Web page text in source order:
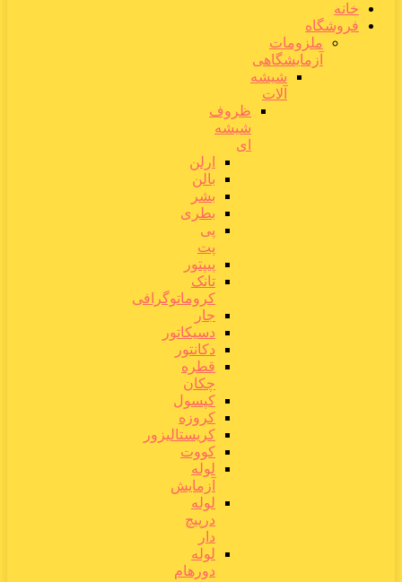
خانه
فروشگاه
ملزومات
آزمایشگاهی
شیشه
آلات
ظروف
شیشه
ای
ارلن
بالن
بشر
بطری
پی
پت
پیپتور
تانک
کروماتوگرافی
جار
دسیکاتور
دکانتور
قطره
چکان
کپسول
کروزه
کریستالیزور
کووت
لوله
آزمایش
لوله
درپیچ
دار
لوله
دورهام